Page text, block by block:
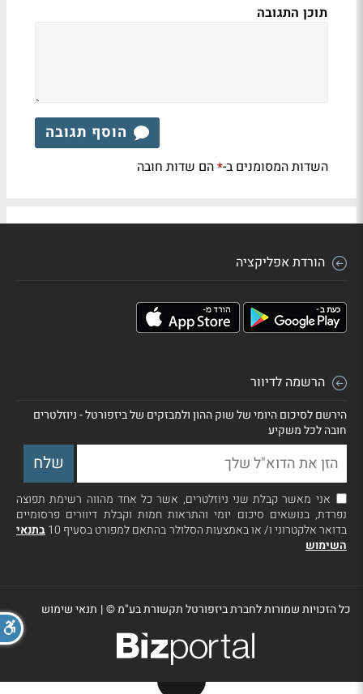
תוכן התגובה
הוסף תגובה
השדות המסומנים ב-*הם שדות חובה
הורדת אפליקציה
הרשמה לדיוור
הירשם לסיכום היומי של שוק ההון ולמבזקים של ביזפורטל - ניוזלטרים
חובה לכל משקיע
אני מאשר קבלת שני ניוזלטרים, אשר כל אחד מהווה רשימת תפוצה
נפרדת, בנושאים סיכום יומי והתראות חמות וקבלת דיוורים פרסומיים
בדואר אלקטרוני ו/ או באמצעות הסלולר בהתאם למפורט בסעיף 10
בתנאי
השימוש
כל הזכויות שמורות לחברת ביזפורטל תקשורת בע"מ ©| תנאי שימוש